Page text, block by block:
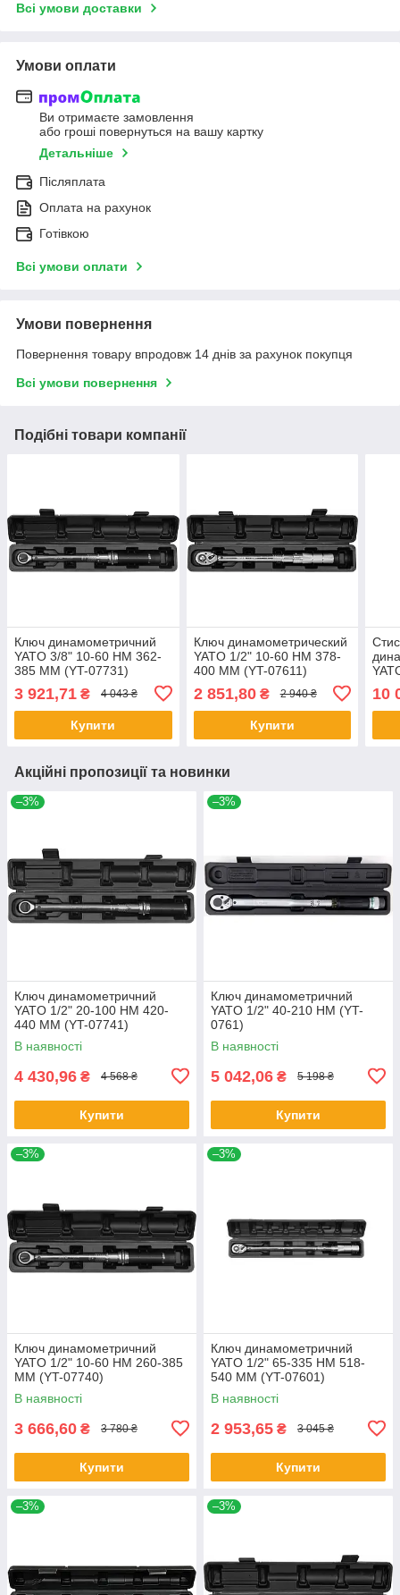
Всі умови доставки
Умови оплати
Ви отримаєте замовлення
або гроші повернуться на вашу картку
Детальніше
Післяплата
Оплата на рахунок
Готівкою
Всі умови оплати
Умови повернення
Повернення товару впродовж 14 днів за рахунок покупця
Всі умови повернення
Подібні товари компанії
Ключ динамометричний
YATO 3/8" 10-60 НМ 362-
385 ММ (YT-07731)
3 921,71 ₴ 4 043 ₴
Купити
Ключ динамометрический
YATO 1/2" 10-60 НМ 378-
400 ММ (YT-07611)
2 851,80₴ 2 940 ₴
Купити
10
Акційні пропозиції та новинки
–3%
Ключ динамометричний
YATO 1/2" 20-100 НМ 420-
440 ММ (YT-07741)
В наявності
4 430,96 ₴ 4 568 ₴
Купити
–3%
Ключ динамометричний
YATO 1/2" 40-210 НМ (YT-
0761)
В наявності
5 042,06 ₴ 5 198 ₴
Купити
–3%
Ключ динамометричний
YATO 1/2" 10-60 НМ 260-385
ММ (YT-07740)
В наявності
3 666,60 ₴ 3 780 ₴
Купити
–3%
Ключ динамометричний
YATO 1/2" 65-335 НМ 518-
540 ММ (YT-07601)
В наявності
2 953,65 ₴ 3 045 ₴
Купити
–3% –3%